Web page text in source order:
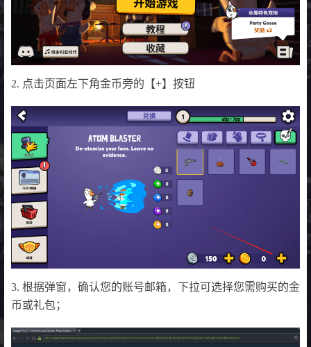
2. 点击页面左下角金币旁的【+】按钮
3. 根据弹窗，确认您的账号邮箱，下拉可选择您需购买的金
币或礼包；